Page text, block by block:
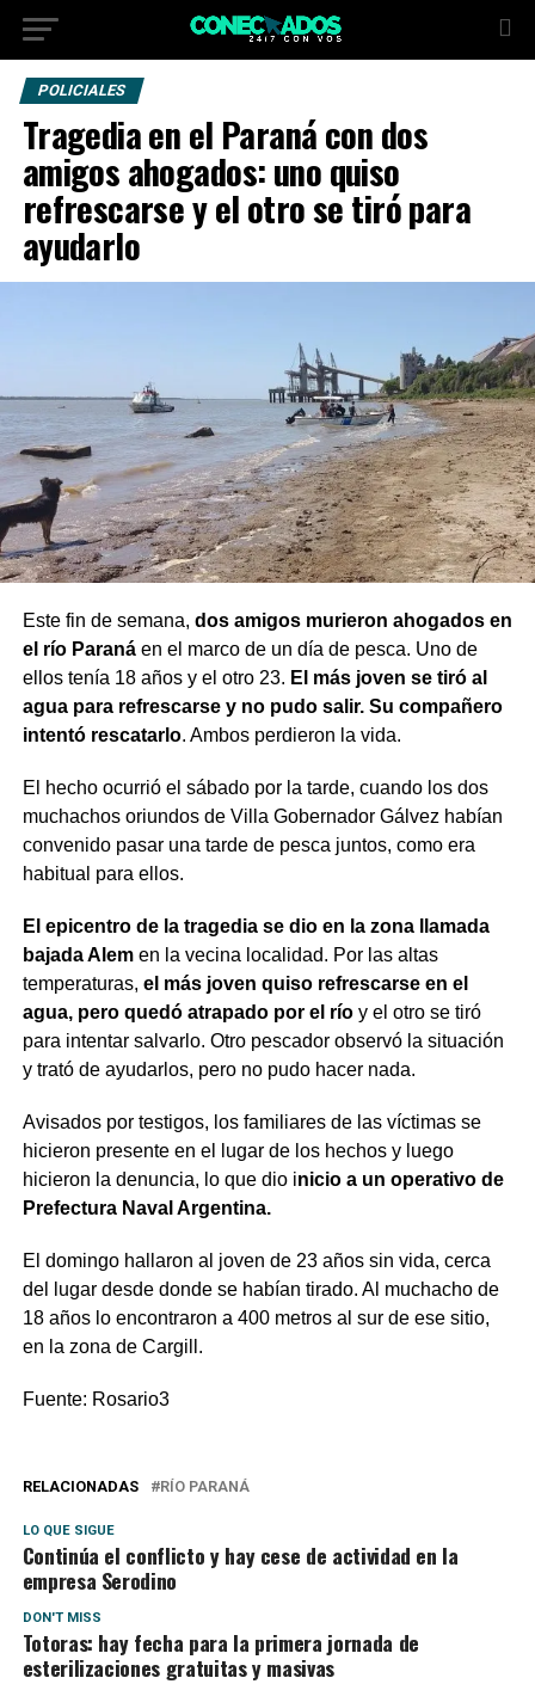
POLICIALES
Tragedia en el Paraná con dos
amigos ahogados: uno quiso
refrescarse y el otro se tiró para
ayudarlo
Este fin de semana, dos amigos murieron ahogados en
el río Paranáen el marco de un día de pesca. Uno de
ellos tenía 18 años y el otro 23. El más joven se tiró al
agua para refrescarse y no pudo salir. Su compañero
intentó rescatarlo. Ambos perdieron la vida.
El hecho ocurrió el sábado por la tarde, cuando los dos
muchachos oriundos de Villa Gobernador Gálvez habían
convenido pasar una tarde de pesca juntos, como era
habitual para ellos.
El epicentro de la tragedia se dio en la zona llamada
bajada Alemen la vecina localidad. Por las altas
temperaturas, el más joven quiso refrescarse en el
agua, pero quedó atrapado por el ríoy el otro se tiró
para intentar salvarlo. Otro pescador observó la situación
y trató de ayudarlos, pero no pudo hacer nada.
Avisados por testigos, los familiares de las víctimas se
hicieron presente en el lugar de los hechos y luego
hicieron la denuncia, lo que dio inicio a un operativo de
Prefectura Naval Argentina.
El domingo hallaron al joven de 23 años sin vida, cerca
del lugar desde donde se habían tirado. Al muchacho de
18 años lo encontraron a 400 metros al sur de ese sitio,
en la zona de Cargill.
Fuente: Rosario3
RELACIONADAS RÍO PARANÁ
LO QUE SIGUE
Continúa el conflicto y hay cese de actividad en la
empresa Serodino
DON'T MISS
Totoras: hay fecha para la primera jornada de
esterilizaciones gratuitas y masivas